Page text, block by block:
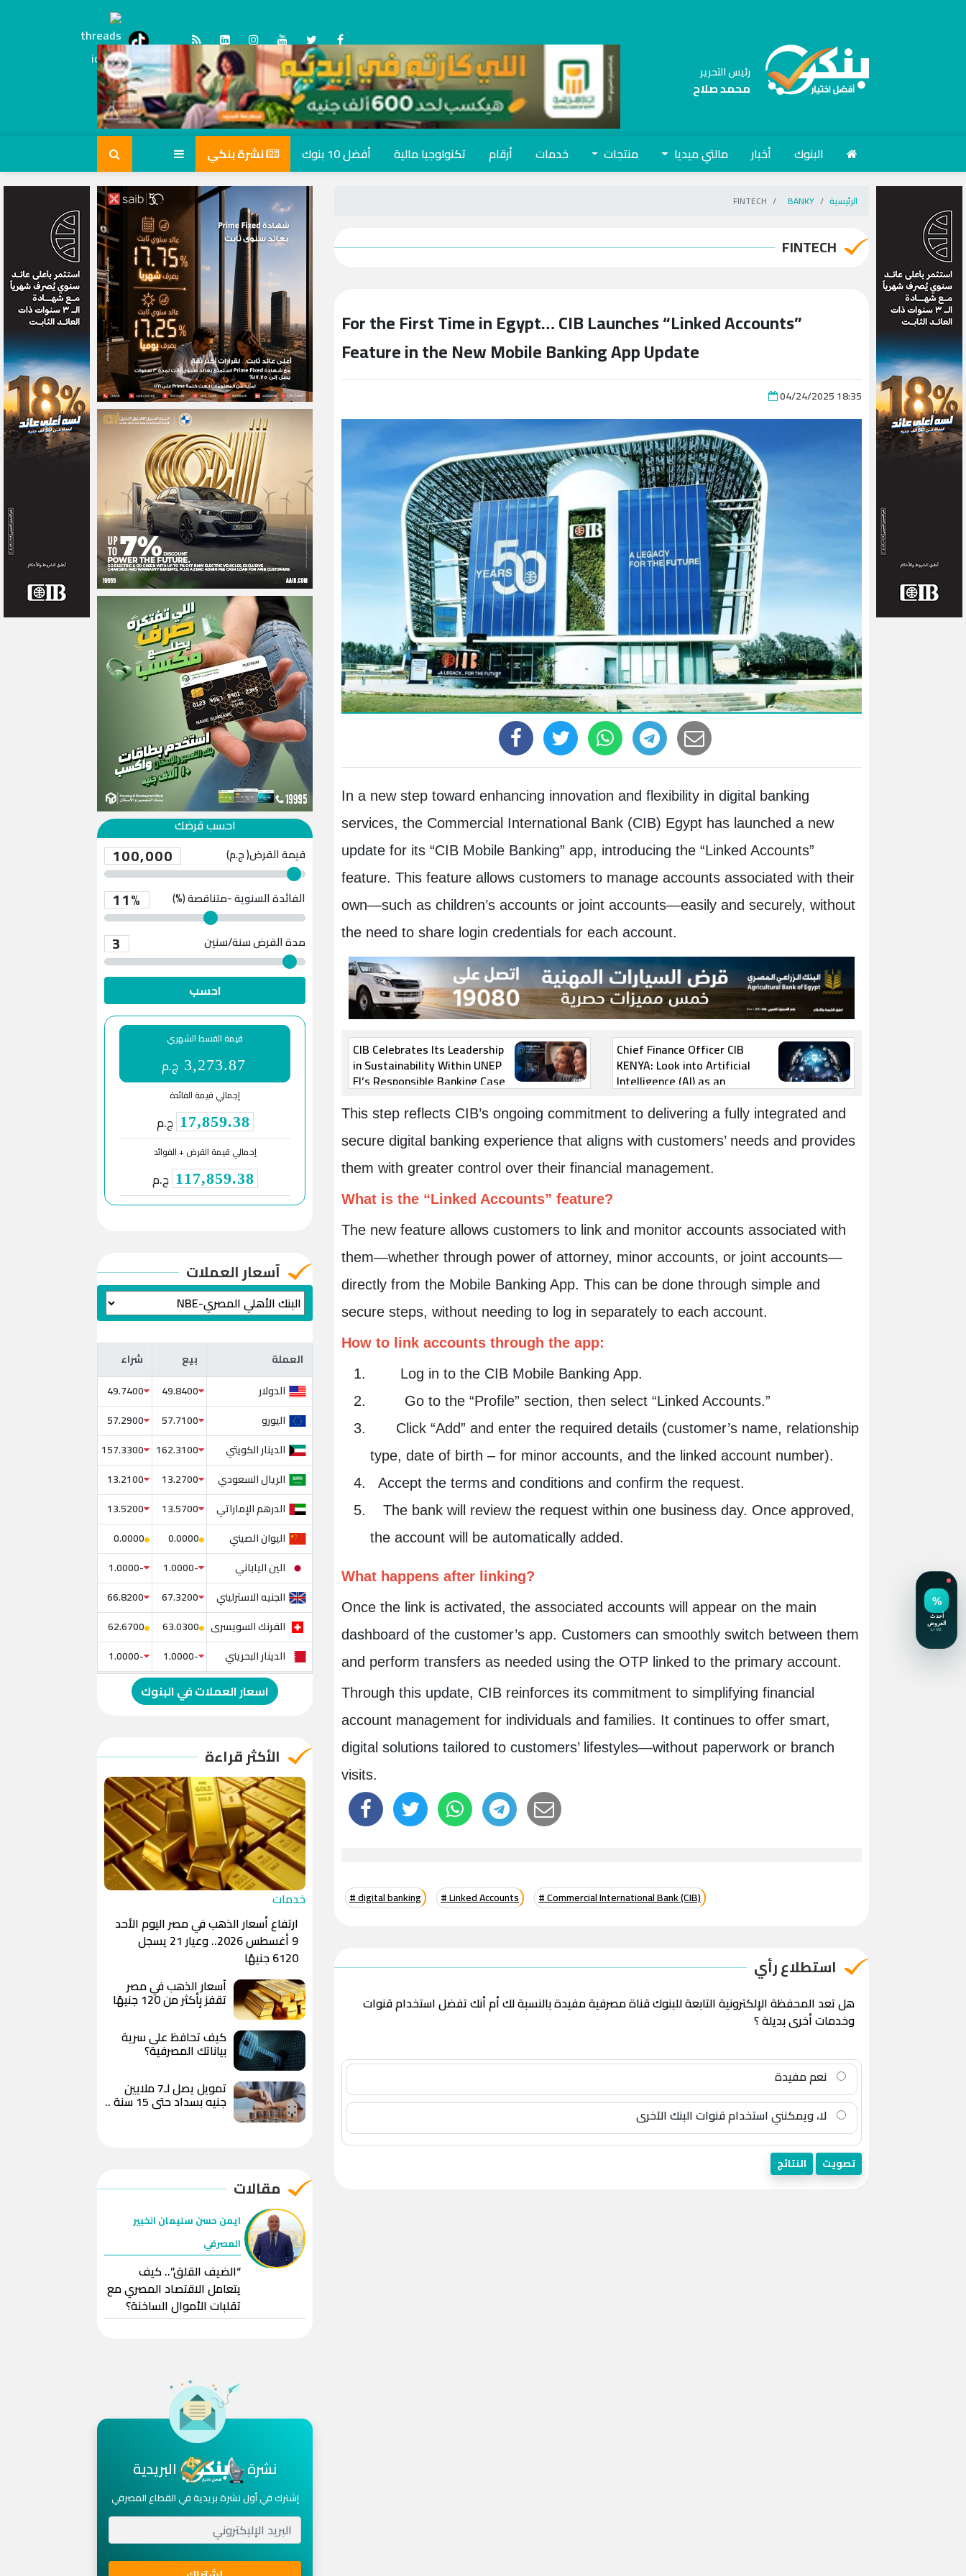
tiktok
Threads
رئيس التحرير
محمد صلاح
البنوك أخبار مالتي ميديا منتجات خدمات أرقام تكنولوجيا مالية أفضل 10 بنوك نشرة بنكي
الرئيسية BANKY
FINTECH
FINTECH
For the First Time in Egypt… CIB Launches “Linked Accounts”
Feature in the New Mobile Banking App Update
04/24/2025 18:35
In a new step toward enhancing innovation and flexibility in digital banking
services, the Commercial International Bank (CIB) Egypt has launched a new
update for its “CIB Mobile Banking” app, introducing the “Linked Accounts”
feature. This feature allows customers to manage accounts associated with their
own—such as children’s accounts or joint accounts—easily and securely, without
the need to share login credentials for each account.
CIB Celebrates Its Leadership
in Sustainability Within UNEP
FI’s Responsible Banking Case
Chief Finance Officer CIB
KENYA: Look into Artificial
Intelligence (AI) as an
This step reflects CIB’s ongoing commitment to delivering a fully integrated and
secure digital banking experience that aligns with customers’ needs and provides
them with greater control over their financial management.
What is the “Linked Accounts” feature?
The new feature allows customers to link and monitor accounts associated with
them—whether through power of attorney, minor accounts, or joint accounts—
directly from the Mobile Banking App. This can be done through simple and
secure steps, without needing to log in separately to each account.
How to link accounts through the app:
Log in to the CIB Mobile Banking App.
Go to the “Profile” section, then select “Linked Accounts.”
Click “Add” and enter the required details (customer’s name, relationship
type, date of birth – for minor accounts, and the linked account number).
Accept the terms and conditions and confirm the request.
The bank will review the request within one business day. Once approved,
the account will be automatically added.
What happens after linking?
Once the link is activated, the associated accounts will appear on the main
dashboard of the customer’s app. Customers can smoothly switch between them
and perform transfers as needed using the OTP linked to the primary account.
Through this update, CIB reinforces its commitment to simplifying financial
account management for individuals and families. It continues to offer smart,
digital solutions tailored to customers’ lifestyles—without paperwork or branch
visits.
# digital banking # Linked Accounts # Commercial International Bank (CIB)
استطلاع رأي
هل تعد المحفظة الإلكترونية التابعة للبنوك قناة مصرفية مفيدة بالنسبة لك أم أنك تفضل استخدام قنوات
وخدمات أخرى بديلة ؟
نعم مفيدة
لا، ويمكنني استخدام قنوات البنك الآخرى
تصويت النتائج
احسب قرضك
قيمة القرض( ج.م) 100,000
الفائدة السنوية -متناقصة (%) 11%
مدة القرض 3 سنة/سنين
احسب
قيمة القسط الشهري
3,273.87 ج.م
إجمالي قيمة الفائدة
17,859.38 ج.م
إجمالي قيمة القرض + الفوائد
117,859.38 ج.م
آسعار العملات
العملة بيع شراء العملة بيع
شراء
الدولار
49.8400
49.7400
اليورو
57.7100
57.2900
الدينار الكويتي
162.3100
157.3300
الريال السعودي
13.2700
13.2100
الدرهم الإماراتي
13.5700
13.5200
اليوان الصيني
0.0000
0.0000
الين الياباني
-1.0000
-1.0000
الجنيه الاسترليني
67.3200
66.8200
الفرنك السويسرى
63.0300
62.6700
الدينار البحريني
-1.0000
-1.0000
الدولار الإسترالي
-1.0000
-1.0000
الدينار الأردني
-1.0000
-1.0000
اسعار العملات في البنوك
الأكثر قراءة
خدمات
ارتفاع أسعار الذهب في مصر اليوم الأحد
9 أغسطس 2026.. وعيار 21 يسجل
6120 جنيهًا
أسعار الذهب في مصر
تقفز بأكثر من 120 جنيهًا
خلال أقل من 24 ساعة..
جنيه وسط توقعات
كيف تحافظ على سرية
بياناتك المصرفية؟
تمويل يصل لـ7 ملايين
جنيه بسداد حتى 15 سنة ..
تفاصيل برنامج التمويل
مقالات
ايمن حسن سليمان الخبير
المصرفي
“الضيف القلق”.. كيف
يتعامل الاقتصاد المصري مع
تقلبات الأموال الساخنة؟
نشرة البريدية
إشترك في أول نشرة بريدية في القطاع المصرفي